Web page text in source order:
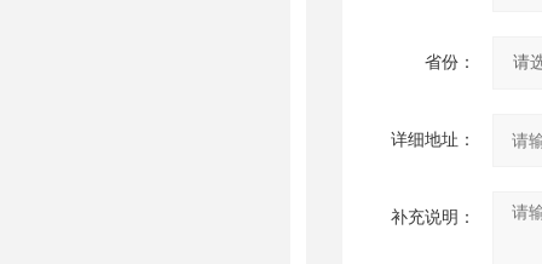
省份：
详细地址：
补充说明：